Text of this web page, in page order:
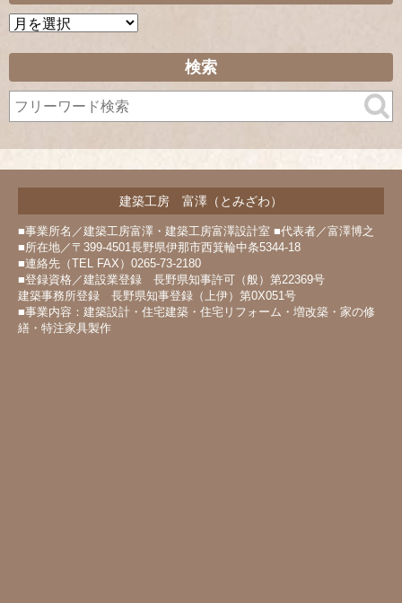
ア
イ
ブ
検索
建築工房 富澤（とみざわ）
■事業所名／建築工房富澤・建築工房富澤設計室 ■代表者／富澤博之
■所在地／〒399-4501長野県伊那市西箕輪中条5344-18
■連絡先（TEL FAX）0265-73-2180
■登録資格／建設業登録 長野県知事許可（般）第22369号
建築事務所登録 長野県知事登録（上伊）第0X051号
■事業内容：建築設計・住宅建築・住宅リフォーム・増改築・家の修
繕・特注家具製作